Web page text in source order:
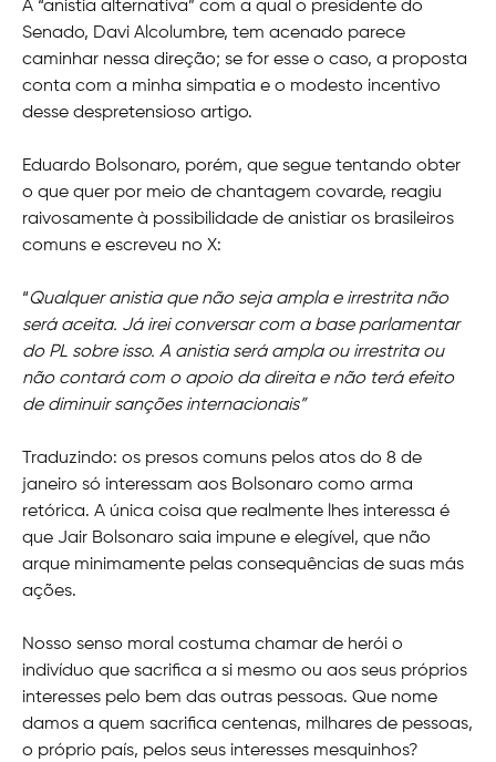
A “anistia alternativa” com a qual o presidente do
Senado, Davi Alcolumbre, tem acenado parece
caminhar nessa direção; se for esse o caso, a proposta
conta com a minha simpatia e o modesto incentivo
desse despretensioso artigo.
Eduardo Bolsonaro, porém, que segue tentando obter
o que quer por meio de chantagem covarde, reagiu
raivosamente à possibilidade de anistiar os brasileiros
comuns e escreveu no X:
“Qualquer anistia que não seja ampla e irrestrita não
será aceita. Já irei conversar com a base parlamentar
do PL sobre isso. A anistia será ampla ou irrestrita ou
não contará com o apoio da direita e não terá efeito
de diminuir sanções internacionais”
Traduzindo: os presos comuns pelos atos do 8 de
janeiro só interessam aos Bolsonaro como arma
retórica. A única coisa que realmente lhes interessa é
que Jair Bolsonaro saia impune e elegível, que não
arque minimamente pelas consequências de suas más
ações.
Nosso senso moral costuma chamar de herói o
indivíduo que sacrifica a si mesmo ou aos seus próprios
interesses pelo bem das outras pessoas. Que nome
damos a quem sacrifica centenas, milhares de pessoas,
o próprio país, pelos seus interesses mesquinhos?